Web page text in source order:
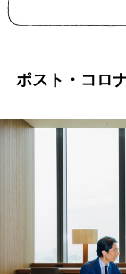
ポスト・コロ